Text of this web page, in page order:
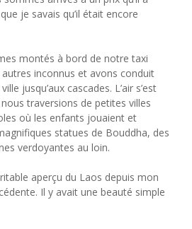
je savais qu’il était encore
montés à bord de notre taxi
inconnus et avons conduit
jusqu’aux cascades. L’air s’est
traversions de petites villes
où les enfants jouaient et
statues de Bouddha, des
verdoyantes au loin.
aperçu du Laos depuis mon
Il y avait une beauté simple